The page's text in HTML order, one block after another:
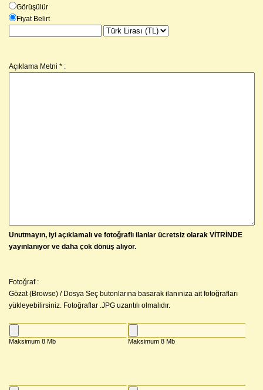
Görüşülür
Fiyat Belirt
Açıklama Metni * :
Unutmayın, iyi açıklamalı ve fotoğraflı ilanlar ücretsiz olarak VİTRİNDE
yayınlanıyor ve daha çok dönüş alıyor.
Fotoğraf :
Gözat (Browse) / Dosya Seç butonlarına basarak ilanınıza ait fotoğrafları
yükleyebilirsiniz. Fotoğraflar .JPG uzantılı olmalıdır.